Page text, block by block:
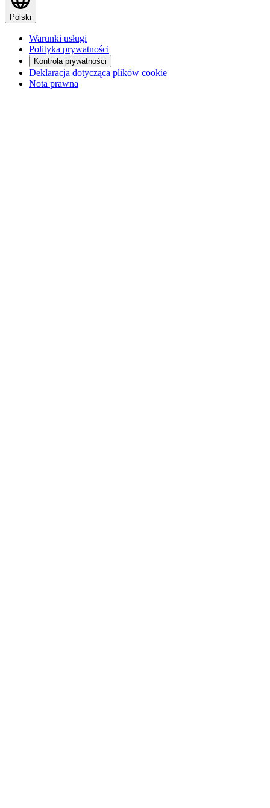
Polski
Warunki usługi
Polityka prywatności
Kontrola prywatności
Deklaracja dotycząca plików cookie
Nota prawna